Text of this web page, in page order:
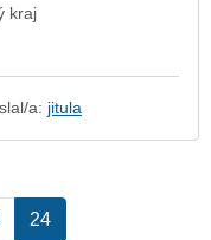
kraj
a: jitula
24